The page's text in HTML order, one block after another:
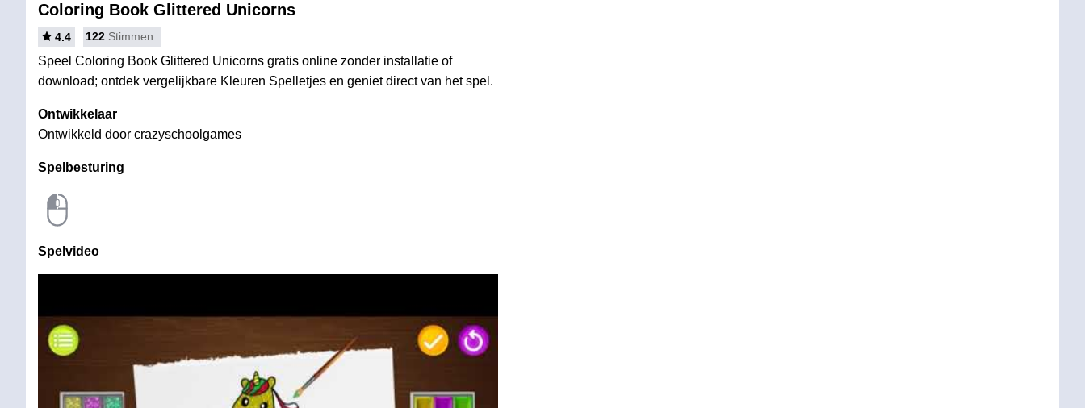
Coloring Book Glittered Unicorns
4.4 122 Stimmen
Speel Coloring Book Glittered Unicorns gratis online zonder installatie of
download; ontdek vergelijkbare Kleuren Spelletjes en geniet direct van het spel.
Ontwikkelaar
Ontwikkeld door crazyschoolgames
Spelbesturing
Spelvideo